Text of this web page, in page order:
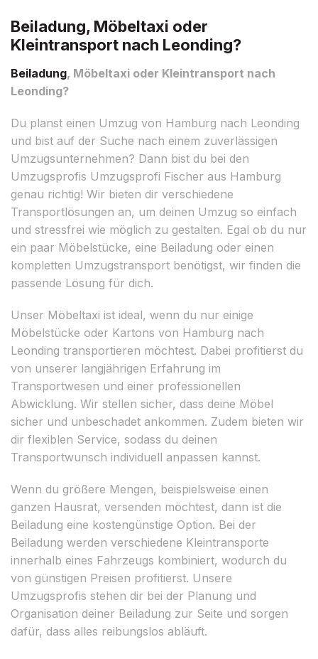
Beiladung, Möbeltaxi oder
Kleintransport nach Leonding?
Beiladung, Möbeltaxi oder Kleintransport nach
Leonding?
Du planst einen Umzug von Hamburg nach Leonding
und bist auf der Suche nach einem zuverlässigen
Umzugsunternehmen? Dann bist du bei den
Umzugsprofis Umzugsprofi Fischer aus Hamburg
genau richtig! Wir bieten dir verschiedene
Transportlösungen an, um deinen Umzug so einfach
und stressfrei wie möglich zu gestalten. Egal ob du nur
ein paar Möbelstücke, eine Beiladung oder einen
kompletten Umzugstransport benötigst, wir finden die
passende Lösung für dich.
Unser Möbeltaxi ist ideal, wenn du nur einige
Möbelstücke oder Kartons von Hamburg nach
Leonding transportieren möchtest. Dabei profitierst du
von unserer langjährigen Erfahrung im
Transportwesen und einer professionellen
Abwicklung. Wir stellen sicher, dass deine Möbel
sicher und unbeschadet ankommen. Zudem bieten wir
dir flexiblen Service, sodass du deinen
Transportwunsch individuell anpassen kannst.
Wenn du größere Mengen, beispielsweise einen
ganzen Hausrat, versenden möchtest, dann ist die
Beiladung eine kostengünstige Option. Bei der
Beiladung werden verschiedene Kleintransporte
innerhalb eines Fahrzeugs kombiniert, wodurch du
von günstigen Preisen profitierst. Unsere
Umzugsprofis stehen dir bei der Planung und
Organisation deiner Beiladung zur Seite und sorgen
dafür, dass alles reibungslos abläuft.